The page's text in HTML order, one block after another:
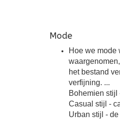
Mode
Hoe we mode
het bestand
verfijning. ...
Bohemien stijl
Casual stijl -
Urban stijl -